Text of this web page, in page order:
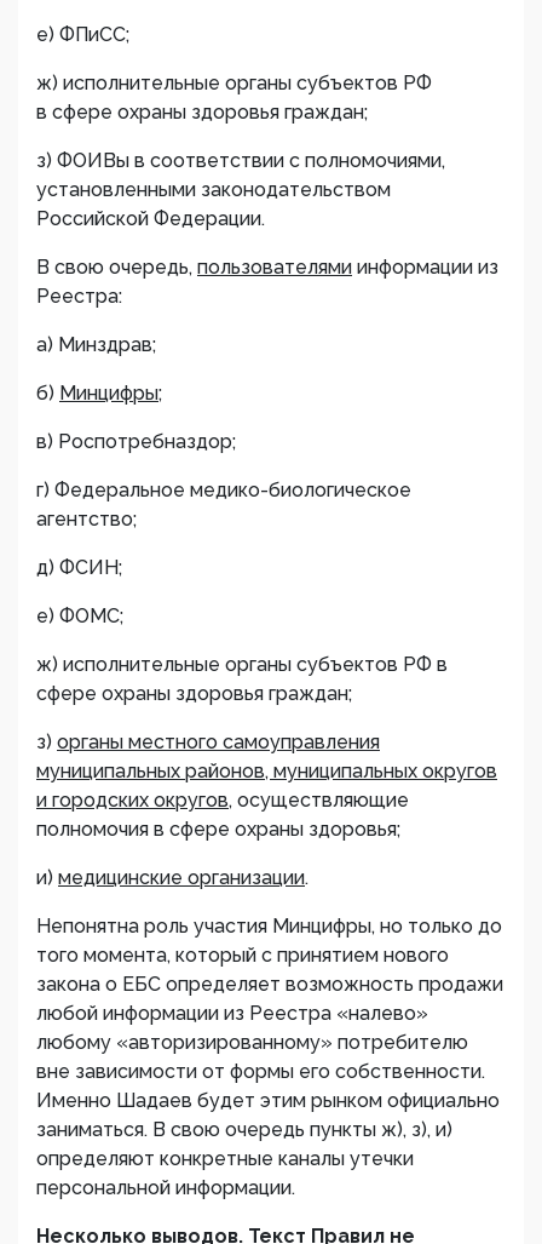
е) ФПиСС;
ж) исполнительные органы субъектов РФ
в сфере охраны здоровья граждан;
з) ФОИВы в соответствии с полномочиями,
установленными законодательством
Российской Федерации.
В свою очередь, пользователями информации из
Реестра:
а) Минздрав;
б) Минцифры;
в) Роспотребназдор;
г) Федеральное медико-биологическое
агентство;
д) ФСИН;
е) ФОМС;
ж) исполнительные органы субъектов РФ в
сфере охраны здоровья граждан;
з) органы местного самоуправления
муниципальных районов, муниципальных округов
и городских округов, осуществляющие
полномочия в сфере охраны здоровья;
и) медицинские организации.
Непонятна роль участия Минцифры, но только до
того момента, который с принятием нового
закона о ЕБС определяет возможность продажи
любой информации из Реестра «налево»
любому «авторизированному» потребителю
вне зависимости от формы его собственности.
Именно Шадаев будет этим рынком официально
заниматься. В свою очередь пункты ж), з), и)
определяют конкретные каналы утечки
персональной информации.
Несколько выводов. Текст Правил не